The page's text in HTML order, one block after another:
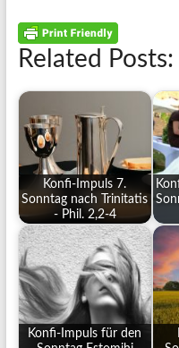
Related Posts:
Konfi-Impuls 7.
Sonntag nach Trinitatis
- Phil. 2,2-4
Konfi-Impuls für den